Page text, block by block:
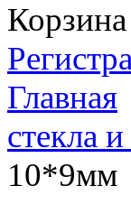
Главная
стекла
10*9мм